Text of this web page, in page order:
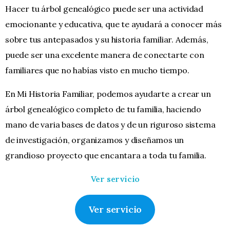
Hacer tu árbol genealógico puede ser una actividad
emocionante y educativa, que te ayudará a conocer más
sobre tus antepasados y su historia familiar. Además,
puede ser una excelente manera de conectarte con
familiares que no habías visto en mucho tiempo.
En Mi Historia Familiar, podemos ayudarte a crear un
árbol genealógico completo de tu familia, haciendo
mano de varia bases de datos y de un riguroso sistema
de investigación, organizamos y diseñamos un
grandioso proyecto que encantara a toda tu familia.
Ver servicio
Ver servicio